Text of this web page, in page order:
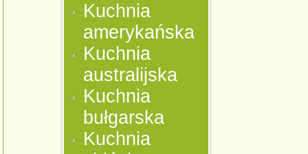
Kuchnia
amerykańska
Kuchnia
australijska
Kuchnia
bułgarska
Kuchnia